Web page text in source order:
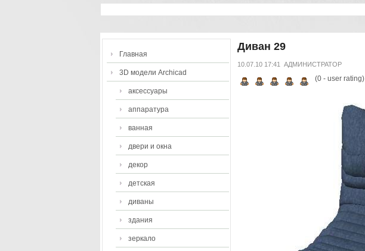
Главная
3D модели Archicad
аксессуары
аппаратура
ванная
двери и окна
декор
детская
диваны
здания
зеркало
Диван 29
10.07.10 17:41 АДМИНИСТРАТОР
(0- user rating)